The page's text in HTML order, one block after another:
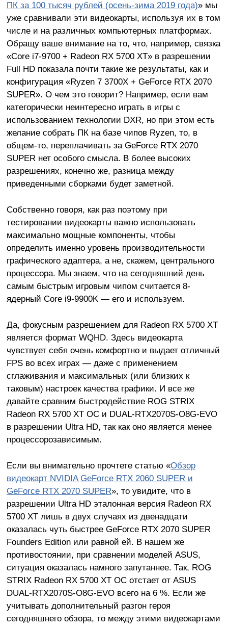
ПК за 100 тысяч рублей (осень-зима 2019 года)» мы
уже сравнивали эти видеокарты, используя их в том
числе и на различных компьютерных платформах.
Обращу ваше внимание на то, что, например, связка
«Core i7-9700 + Radeon RX 5700 XT» в разрешении
Full HD показала почти такие же результаты, как и
конфигурация «Ryzen 7 3700X + GeForce RTX 2070
SUPER». О чем это говорит? Например, если вам
категорически неинтересно играть в игры с
использованием технологии DXR, но при этом есть
желание собрать ПК на базе чипов Ryzen, то, в
общем-то, переплачивать за GeForce RTX 2070
SUPER нет особого смысла. В более высоких
разрешениях, конечно же, разница между
приведенными сборками будет заметной.
Собственно говоря, как раз поэтому при
тестировании видеокарты важно использовать
максимально мощные компоненты, чтобы
определить именно уровень производительности
графического адаптера, а не, скажем, центрального
процессора. Мы знаем, что на сегодняшний день
самым быстрым игровым чипом считается 8-
ядерный Core i9-9900K — его и используем.
Да, фокусным разрешением для Radeon RX 5700 XT
является формат WQHD. Здесь видеокарта
чувствует себя очень комфортно и выдает отличный
FPS во всех играх — даже с применением
сглаживания и максимальных (или близких к
таковым) настроек качества графики. И все же
давайте сравним быстродействие ROG STRIX
Radeon RX 5700 XT OC и DUAL-RTX2070S-O8G-EVO
в разрешении Ultra HD, так как оно является менее
процессорозависимым.
Если вы внимательно прочтете статью «Обзор
видеокарт NVIDIA GeForce RTX 2060 SUPER и
GeForce RTX 2070 SUPER», то увидите, что в
разрешении Ultra HD эталонная версия Radeon RX
5700 XT лишь в двух случаях из двенадцати
оказалась чуть быстрее GeForce RTX 2070 SUPER
Founders Edition или равной ей. В нашем же
противостоянии, при сравнении моделей ASUS,
ситуация оказалась намного запутаннее. Так, ROG
STRIX Radeon RX 5700 XT OC отстает от ASUS
DUAL-RTX2070S-O8G-EVO всего на 6 %. Если же
учитывать дополнительный разгон героя
сегодняшнего обзора, то между этими видеокартами